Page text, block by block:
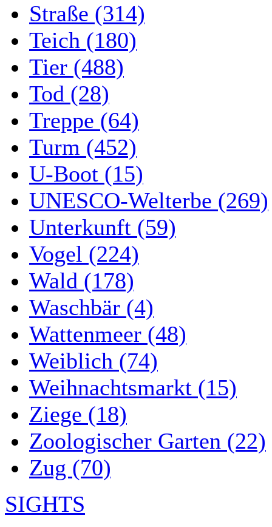
Straße (314)
Teich (180)
Tier (488)
Tod (28)
Treppe (64)
Turm (452)
U-Boot (15)
UNESCO-Welterbe (269)
Unterkunft (59)
Vogel (224)
Wald (178)
Waschbär (4)
Wattenmeer (48)
Weiblich (74)
Weihnachtsmarkt (15)
Ziege (18)
Zoologischer Garten (22)
Zug (70)
SIGHTS